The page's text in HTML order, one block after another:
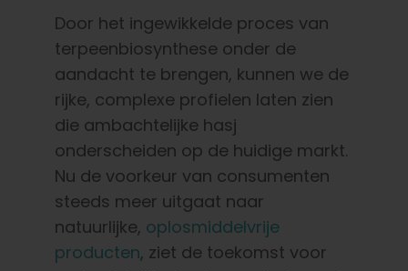
Door het ingewikkelde proces van
terpeenbiosynthese onder de
aandacht te brengen, kunnen we de
rijke, complexe profielen laten zien
die ambachtelijke hasj
onderscheiden op de huidige markt.
Nu de voorkeur van consumenten
steeds meer uitgaat naar
natuurlijke, oplosmiddelvrije
producten, ziet de toekomst voor